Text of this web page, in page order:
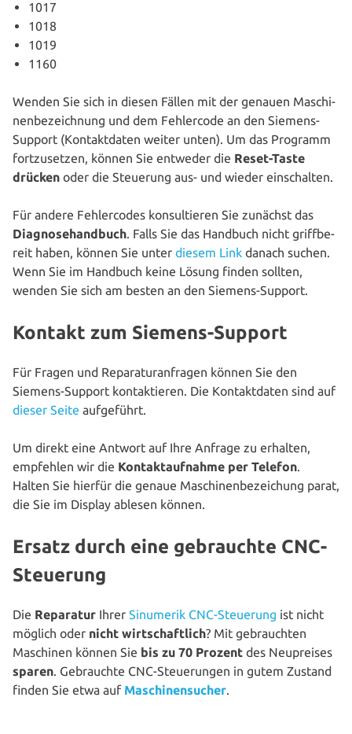
1017
1018
1019
1160
Wenden Sie sich in diesen Fällen mit der genauen Maschi­
nen­be­zeich­nung und dem Feh­ler­code an den Siemens-
Support (Kon­takt­da­ten weiter unten). Um das Programm
fort­zu­set­zen, können Sie entweder die Reset-Taste
drücken oder die Steuerung aus- und wieder einschalten.
Für andere Feh­ler­codes kon­sul­tie­ren Sie zunächst das
Dia­gno­se­hand­buch. Falls Sie das Handbuch nicht griff­be­
reit haben, können Sie unter diesem Link danach suchen.
Wenn Sie im Handbuch keine Lösung finden sollten,
wenden Sie sich am besten an den Siemens-Support.
Kontakt zum Siemens-Support
Für Fragen und Repa­ra­tur­an­fra­gen können Sie den
Siemens-Support kon­tak­tie­ren. Die Kon­takt­da­ten sind auf
dieser Seite aufgeführt.
Um direkt eine Antwort auf Ihre Anfrage zu erhalten,
empfehlen wir die Kon­takt­auf­nah­me per Telefon.
Halten Sie hierfür die genaue Maschi­nen­be­zei­chung parat,
die Sie im Display ablesen können.
Ersatz durch eine gebrauchte CNC-
Steuerung
Die Reparatur Ihrer Sinumerik CNC-Steuerung ist nicht
möglich oder nicht wirt­schaft­lich? Mit gebrauch­ten
Maschinen können Sie bis zu 70 Prozent des Neu­prei­ses
sparen. Gebrauch­te CNC-Steue­run­gen in gutem Zustand
finden Sie etwa auf Maschinen­sucher.